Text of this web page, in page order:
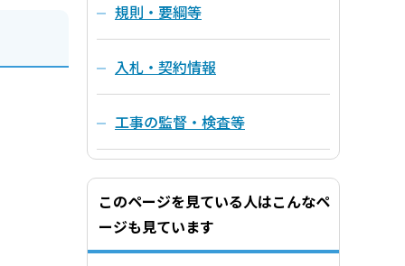
規則・要綱等
入札・契約情報
工事の監督・検査等
このページを見ている人はこんなペ
ージも見ています